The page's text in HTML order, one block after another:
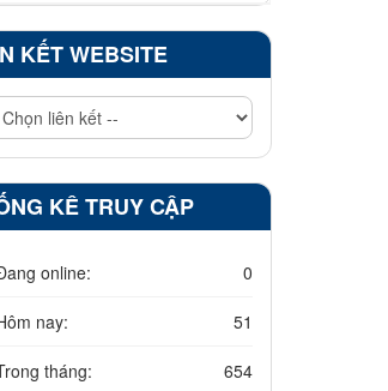
KẾT WEBSITE
KÊ TRUY CẬP
online: 0
nay: 51
tháng: 654